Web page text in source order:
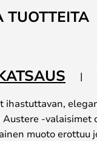
TUOTTEITA
ihastuttavan,
Austere -valaisimet
muoto erottuu